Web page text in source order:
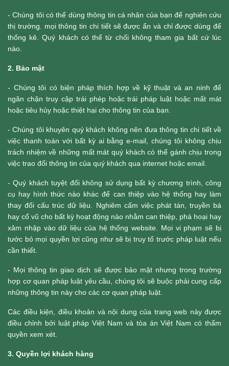
- Chúng tôi có thể dùng thông tin cá nhân của bạn để nghiên cứu
thị trường. mọi thông tin chi tiết sẽ được ẩn và chỉ được dùng để
thống kê. Quý khách có thể từ chối không tham gia bất cứ lúc
nào.
2. Bảo mật
- Chúng tôi có biện pháp thích hợp về kỹ thuật và an ninh để
ngăn chặn truy cập trái phép hoặc trái pháp luật hoặc mất mát
hoặc tiêu hủy hoặc thiệt hại cho thông tin của bạn.
- Chúng tôi khuyên quý khách không nên đưa thông tin chi tiết về
việc thanh toán với bất kỳ ai bằng e-mail, chúng tôi không chịu
trách nhiệm về những mất mát quý khách có thể gánh chịu trong
việc trao đổi thông tin của quý khách qua internet hoặc email.
- Quý khách tuyệt đối không sử dụng bất kỳ chương trình, công
cụ hay hình thức nào khác để can thiệp vào hệ thống hay làm
thay đổi cấu trúc dữ liệu. Nghiêm cấm việc phát tán, truyền bá
hay cổ vũ cho bất kỳ hoạt động nào nhằm can thiệp, phá hoại hay
xâm nhập vào dữ liệu của hệ thống website. Mọi vi phạm sẽ bị
tước bỏ mọi quyền lợi cũng như sẽ bị truy tố trước pháp luật nếu
cần thiết.
- Mọi thông tin giao dịch sẽ được bảo mật nhưng trong trường
hợp cơ quan pháp luật yêu cầu, chúng tôi sẽ buộc phải cung cấp
những thông tin này cho các cơ quan pháp luật.
Các điều kiện, điều khoản và nội dung của trang web này được
điều chỉnh bởi luật pháp Việt Nam và tòa án Việt Nam có thẩm
quyền xem xét.
3. Quyền lợi khách hàng